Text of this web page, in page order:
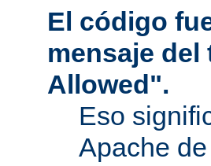
El código
mensaje del
Allowed".
Eso
Apache